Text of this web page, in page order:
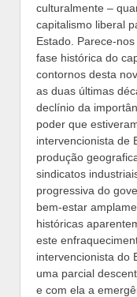
culturalmente –
capitalismo liberal
Estado. Parece-
fase histórica do
contornos desta
as duas últimas
declínio da
poder que
intervencionista de
produção
sindicatos
progressiva do
bem-estar
históricas
este
intervencionista do
uma parcial
e com ela a